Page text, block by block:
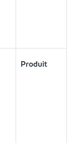
Produit